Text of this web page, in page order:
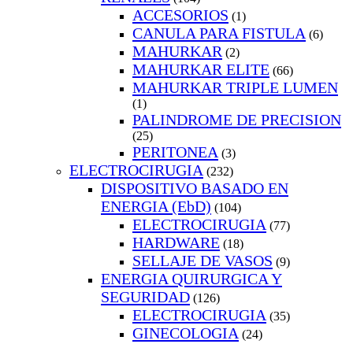
ACCESORIOS (1)
CANULA PARA FISTULA (6)
MAHURKAR (2)
MAHURKAR ELITE (66)
MAHURKAR TRIPLE LUMEN
(1)
PALINDROME DE PRECISION
(25)
PERITONEA (3)
ELECTROCIRUGIA (232)
DISPOSITIVO BASADO EN
ENERGIA (EbD) (104)
ELECTROCIRUGIA (77)
HARDWARE (18)
SELLAJE DE VASOS (9)
ENERGIA QUIRURGICA Y
SEGURIDAD (126)
ELECTROCIRUGIA (35)
GINECOLOGIA (24)